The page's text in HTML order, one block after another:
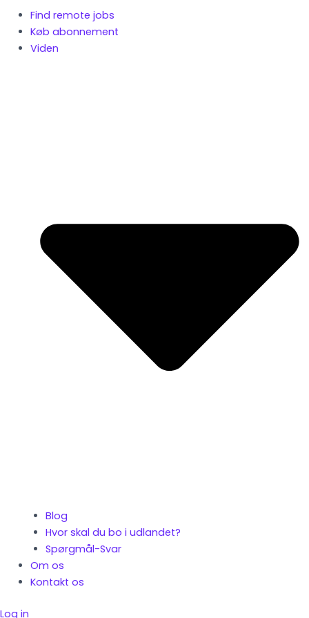
Find remote jobs
Køb abonnement
Viden
Blog
Hvor skal du bo i udlandet?
Spørgmål-Svar
Om os
Kontakt os
Log in